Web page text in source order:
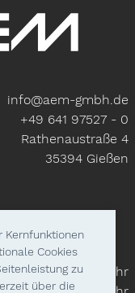
Kernfunktionen
Cookies
zu
über die
info@aem-gmbh.de
+49 641 97527 - 0
Rathenaustraße 4
35394 Gießen
9.30 Uhr - 18.00 Uhr